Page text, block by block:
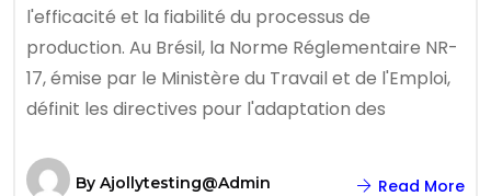
l'efficacité et la fiabilité du processus de
production. Au Brésil, la Norme Réglementaire NR-
17, émise par le Ministère du Travail et de l'Emploi,
définit les directives pour l'adaptation des
By Ajollytesting@admin Read More